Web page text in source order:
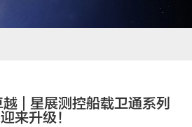
迎来升级！